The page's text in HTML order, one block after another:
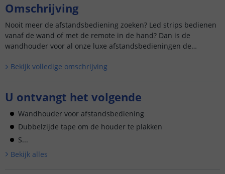
Omschrijving
Nooit meer de afstandsbediening zoeken? Led strips bedienen
vanaf de wand of met de remote in de hand? Dan is de
wandhouder voor al onze luxe afstandsbedieningen de
Bekijk volledige omschrijving
U ontvangt het volgende
Wandhouder voor afstandsbediening
Dubbelzijde tape om de houder te plakken
S...
Bekijk alles